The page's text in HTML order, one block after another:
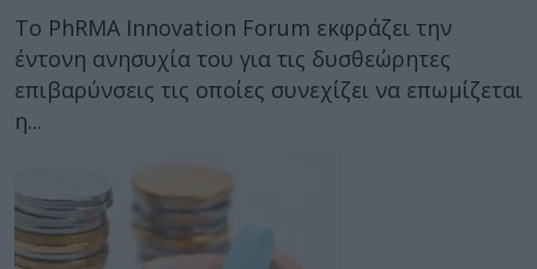
Το PhRMA Innovation Forum εκφράζει την
έντονη ανησυχία του για τις δυσθεώρητες
επιβαρύνσεις τις οποίες συνεχίζει να επωμίζεται
η...